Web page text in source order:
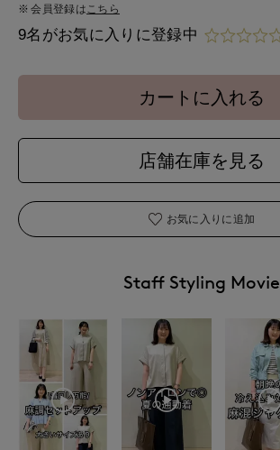
会員登録は こちら
9名がお気に入りに登録中
カートに入れる
店舗在庫を見る
お気に入りに追加
Staff Styling Movie